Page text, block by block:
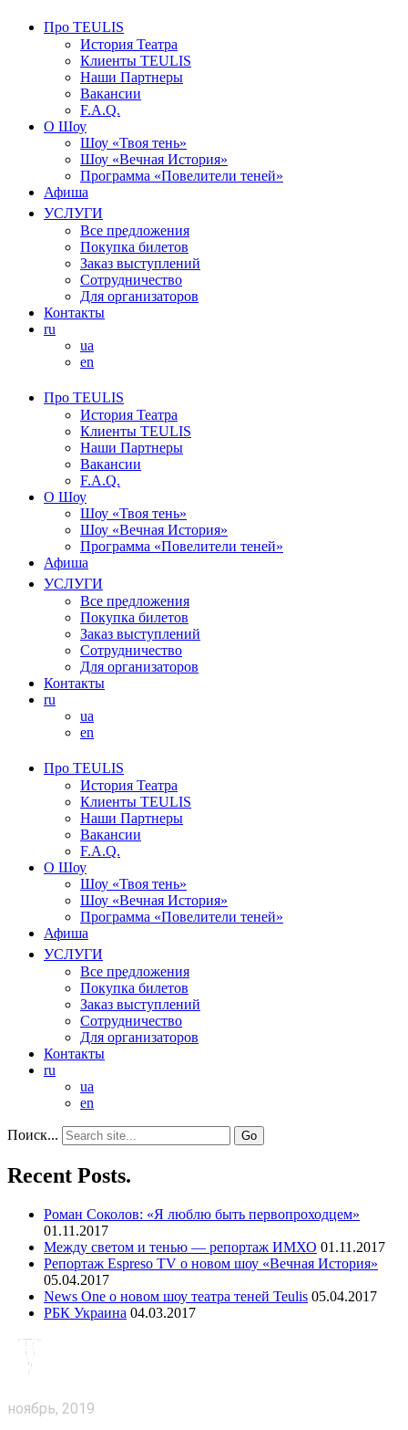
Про TEULIS
История Театра
Клиенты TEULIS
Наши Партнеры
Вакансии
F.A.Q.
О Шоу
Шоу «Твоя тень»
Шоу «Вечная История»
Программа «Повелители теней»
Афиша
УСЛУГИ
Все предложения
Покупка билетов
Заказ выступлений
Сотрудничество
Для организаторов
Контакты
ru
ua
en
Про TEULIS
История Театра
Клиенты TEULIS
Наши Партнеры
Вакансии
F.A.Q.
О Шоу
Шоу «Твоя тень»
Шоу «Вечная История»
Программа «Повелители теней»
Афиша
УСЛУГИ
Все предложения
Покупка билетов
Заказ выступлений
Сотрудничество
Для организаторов
Контакты
ru
ua
en
Про TEULIS
История Театра
Клиенты TEULIS
Наши Партнеры
Вакансии
F.A.Q.
О Шоу
Шоу «Твоя тень»
Шоу «Вечная История»
Программа «Повелители теней»
Афиша
УСЛУГИ
Все предложения
Покупка билетов
Заказ выступлений
Сотрудничество
Для организаторов
Контакты
ru
ua
en
Поиск...
Recent Posts.
Роман Соколов: «Я люблю быть первопроходцем»
01.11.2017
Между светом и тенью — репортаж ИМХО 01.11.2017
Репортаж Espreso TV о новом шоу «Вечная История»
05.04.2017
News One о новом шоу театра теней Teulis 05.04.2017
РБК Украина 04.03.2017
ноябрь, 2019